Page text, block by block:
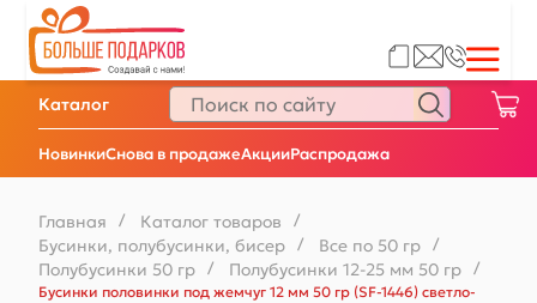
НовинкиСнова в продажеАкцииРаспродажа
Каталог
Главная / Каталог товаров /
Бусинки, полубусинки, бисер / Все по 50 гр /
Полубусинки 50 гр / Полубусинки 12-25 мм 50 гр
/
Бусинки половинки под жемчуг 12 мм 50 гр (SF-1446) светло-